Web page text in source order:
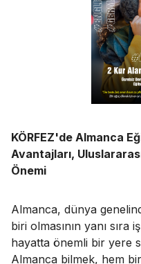
KÖRFEZ'de Almanca
Avantajları,
Önemi
Almanca, dünya
biri olmasının yanı sıra
hayatta önemli bir yere
Almanca bilmek, hem